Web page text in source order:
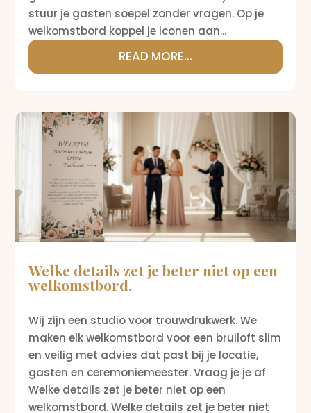
stuur je gasten soepel zonder vragen. Op je
welkomstbord koppel je iconen aan...
READ MORE...
Welke details zet je beter niet op een
welkomstbord.
Wij zijn een studio voor trouwdrukwerk. We
maken elk welkomstbord voor een bruiloft slim
en veilig met advies dat past bij je locatie,
gasten en ceremoniemeester. Vraag je je af
Welke details zet je beter niet op een
welkomstbord. Welke details zet je beter niet